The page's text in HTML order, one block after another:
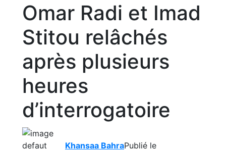
Omar Radi et Imad
Stitou relâchés
après plusieurs
heures
d’interrogatoire
Khansaa BahraPublié le